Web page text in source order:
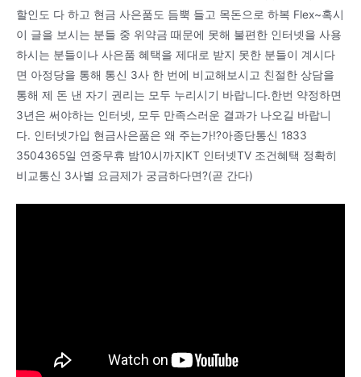
할인도 다 하고 현금 사은품도 듬뿍 들고 목돈으로 하복 Flex~혹시
이 글을 보시는 분들 중 위약금 때문에 못해 불편한 인터넷을 사용
하시는 분들이나 사은품 혜택을 제대로 받지 못한 분들이 계시다
면 아정당을 통해 통신 3사 한 번에 비교해보시고 친절한 상담을
통해 제 돈 낸 자기 권리는 모두 누리시기 바랍니다.한번 약정하면
3년은 써야하는 인터넷, 모두 만족스러운 결과가 나오길 바랍니
다. 인터넷가입 현금사은품은 왜 주는가!?아종단통신 1833
3504365일 연중무휴 밤10시까지KT 인터넷TV 조건혜택 정확히
비교통신 3사별 요금제가 궁금하다면?(곧 간다)